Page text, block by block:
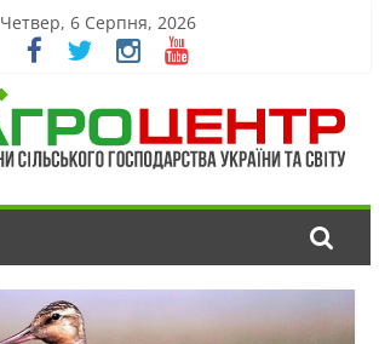
Четвер, 6 Серпня, 2026